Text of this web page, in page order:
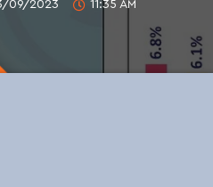
09/2023 11:35 AM